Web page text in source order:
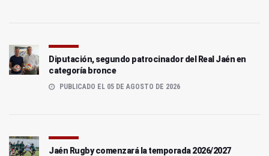
Diputación, segundo patrocinador del Real Jaén en
categoría bronce
PUBLICADO EL 05 DE AGOSTO DE 2026
Jaén Rugby comenzará la temporada 2026/2027